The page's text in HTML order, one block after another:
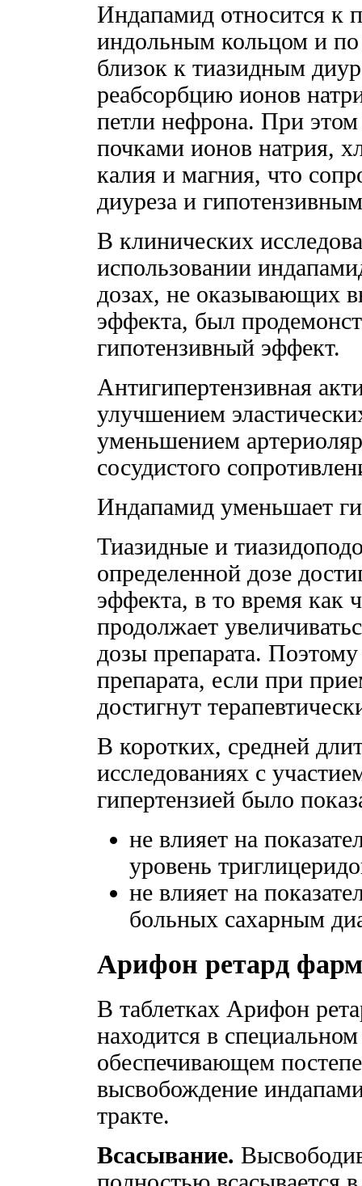
Индапамид относится к
индольным кольцом и по
близок к тиазидным
реабсорбцию ионов
петли нефрона. При этом
почками ионов натрия,
калия и магния, что
диуреза и
В клинических
использовании
дозах, не оказывающих
эффекта, был
гипотензивный эффект.
Антигипертензивная
улучшением
уменьшением
сосудистого
Индапамид уменьшает
Тиазидные и
определенной дозе
эффекта, в то время как
продолжает
дозы препарата.
препарата, если при
достигнут
В коротких, средней
исследованиях с
гипертензией было
не влияет на
уровень
не влияет на
больных сахарным
Арифон ретард
В таблетках Арифон
находится в
обеспечивающем
высвобождение
тракте.
Всасывание.